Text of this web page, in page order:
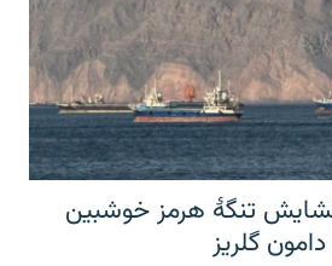
تنگهٔ هرمز خوشبین
گلریز